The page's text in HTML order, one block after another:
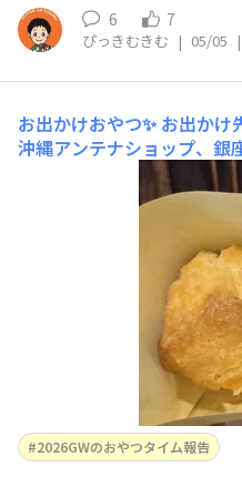
6 7
ぴっきむきむ | 05/05 |
お出かけおやつ✨️ お出かけ
沖縄アンテナショップ、銀
アンダギー✨️こちらのホッ
☺️いつも同じな気がするけ
レーンと黒糖を購入💓プレ
きましたが、やっぱりサ
2026GWのおやつタイム報告